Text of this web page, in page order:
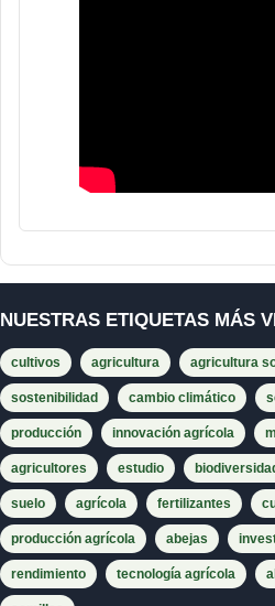
NUESTRAS ETIQUETAS MÁS
cultivos agricultura agricultura
sostenibilidad cambio climático
producción innovación agrícola
agricultores estudio
suelo agrícola fertilizantes
producción agrícola abejas
rendimiento tecnología agrícola